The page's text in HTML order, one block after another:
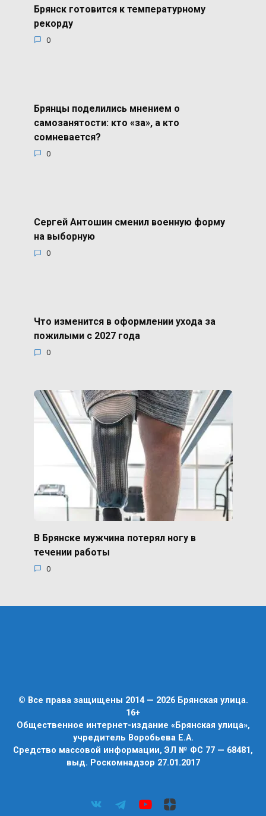
Брянск готовится к температурному
рекорду
0
Брянцы поделились мнением о
самозанятости: кто «за», а кто
сомневается?
0
Сергей Антошин сменил военную форму
на выборную
0
Что изменится в оформлении ухода за
пожилыми с 2027 года
0
В Брянске мужчина потерял ногу в
течении работы
0
© Все права защищены 2014 — 2026 Брянская улица.
16+
Общественное интернет-издание «Брянская улица»,
учредитель Воробьева Е.А.
Средство массовой информации, ЭЛ № ФС 77 — 68481,
выд. Роскомнадзор 27.01.2017